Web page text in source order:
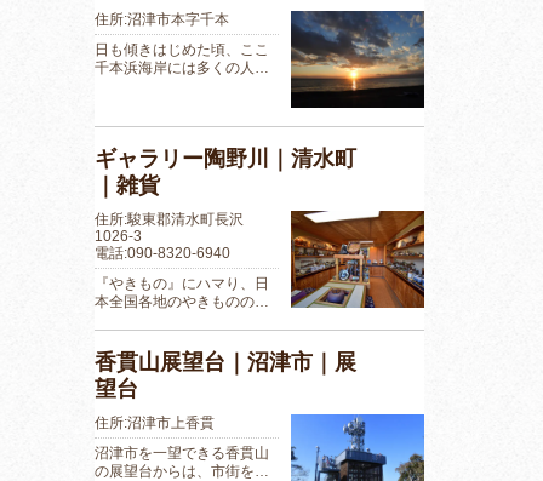
住所:沼津市本字千本
日も傾きはじめた頃、ここ
千本浜海岸には多くの人…
ギャラリー陶野川｜清水町
｜雑貨
住所:駿東郡清水町長沢
1026-3
電話:090-8320-6940
『やきもの』にハマり、日
本全国各地のやきものの…
香貫山展望台｜沼津市｜展
望台
住所:沼津市上香貫
沼津市を一望できる香貫山
の展望台からは、市街を…